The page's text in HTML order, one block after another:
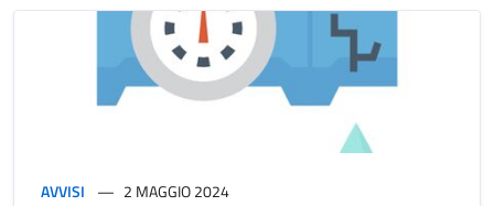
AVVISI 2 MAGGIO 2024